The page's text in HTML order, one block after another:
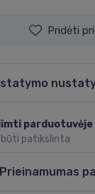
Pridėti
parduotuvėje
būti patikslinta
Prieinamumas